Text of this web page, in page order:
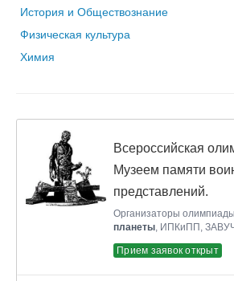
История и Обществознание
Физическая культура
Химия
Всероссийская
Музеем памяти
представлений.
Организаторы
планеты, ИПКиПП,
Прием заявок открыт